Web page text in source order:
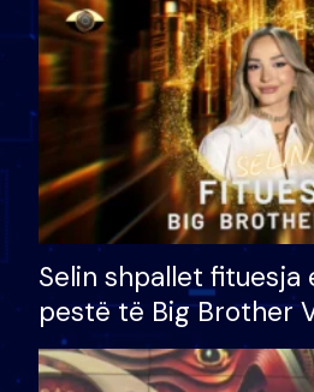
Selin shpallet
pestë të Big Brother
çmimin e madh prej